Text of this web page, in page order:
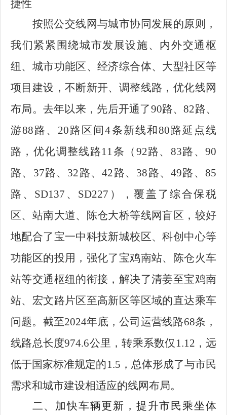
捷性
按照公交线网与城市协同发展的原则，
我们紧紧围绕城市发展设施、内外交通枢
纽、城市功能区、经济综合体、大型社区等
项目建设，不断新开、调整线路，优化线网
布局。去年以来，先后开通了90路、82路、
游88路、20路区间4条新线和80路延点线
路，优化调整线路11条（92路、83路、90
路、37路、32路、42路、38路、49路、85
路、SD137、SD227），覆盖了综合保税
区、站南大道、陈仓大桥等线网盲区，较好
地配合了宝一中科技新城校区、科创中心等
功能区的投用，强化了宝鸡南站、陈仓火车
站等交通枢纽的衔接，解决了清姜至宝鸡南
站、宏文路片区至高新区等区域的直达乘车
问题。截至2024年底，公司运营线路68条，
线路总长度974.6公里，转乘系数仅1.12，远
低于国家标准规定的1.5，总体形成了与市民
需求和城市建设相适应的线网布局。
二、加快车辆更新，提升市民乘坐体